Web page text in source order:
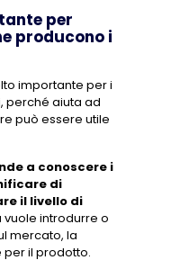
per
producono i
importante per i
perché aiuta ad
può essere utile
a conoscere i
di
il livello di
vuole introdurre o
mercato, la
il prodotto.